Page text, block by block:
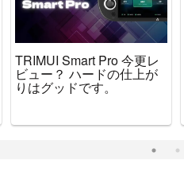
TRIMUI Smart Pro 今更レ
ビュー？ ハードの仕上が
りはグッドです。